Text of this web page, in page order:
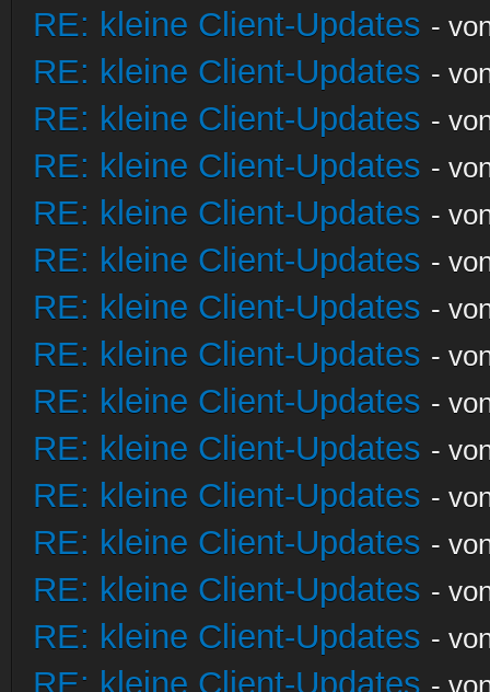
RE: kleine Client-Updates -
RE: kleine Client-Updates -
RE: kleine Client-Updates -
RE: kleine Client-Updates -
RE: kleine Client-Updates -
RE: kleine Client-Updates -
RE: kleine Client-Updates -
RE: kleine Client-Updates -
RE: kleine Client-Updates -
RE: kleine Client-Updates -
RE: kleine Client-Updates -
RE: kleine Client-Updates -
RE: kleine Client-Updates -
RE: kleine Client-Updates -
RE: kleine Client-Updates -